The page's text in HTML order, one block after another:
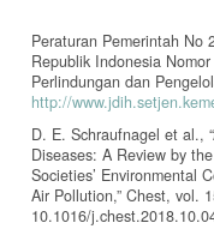
Peraturan Pemerintah No
Republik Indonesia
Perlindungan dan
http://
D. E. Schraufnagel et al.,
Diseases: A Review by
Societies’ Environmental
Air Pollution,” Chest, vol.
10.1016/